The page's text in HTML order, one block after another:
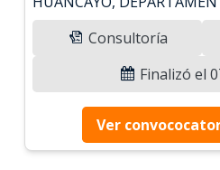
Consultoría
Finalizó el
Ver